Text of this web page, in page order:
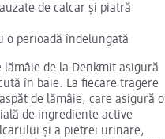
de calcar și piatră
o perioadă îndelungată
de la Denkmit asigură
în baie. La fiecare tragere
de lămâie, care asigură o
de ingrediente active
și a pietrei urinare,